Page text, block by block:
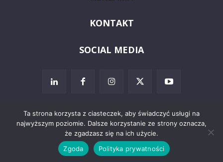
KONTAKT
SOCIAL MEDIA
Reklama Zastrzeżenia prawne
Ta strona korzysta z ciasteczek, aby świadczyć usługi na
najwyższym poziomie. Dalsze korzystanie ze strony oznacza,
że zgadzasz się na ich użycie.
Zgoda
Polityka prywatności